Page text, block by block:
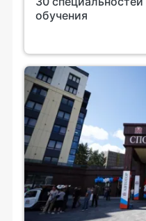
обучения